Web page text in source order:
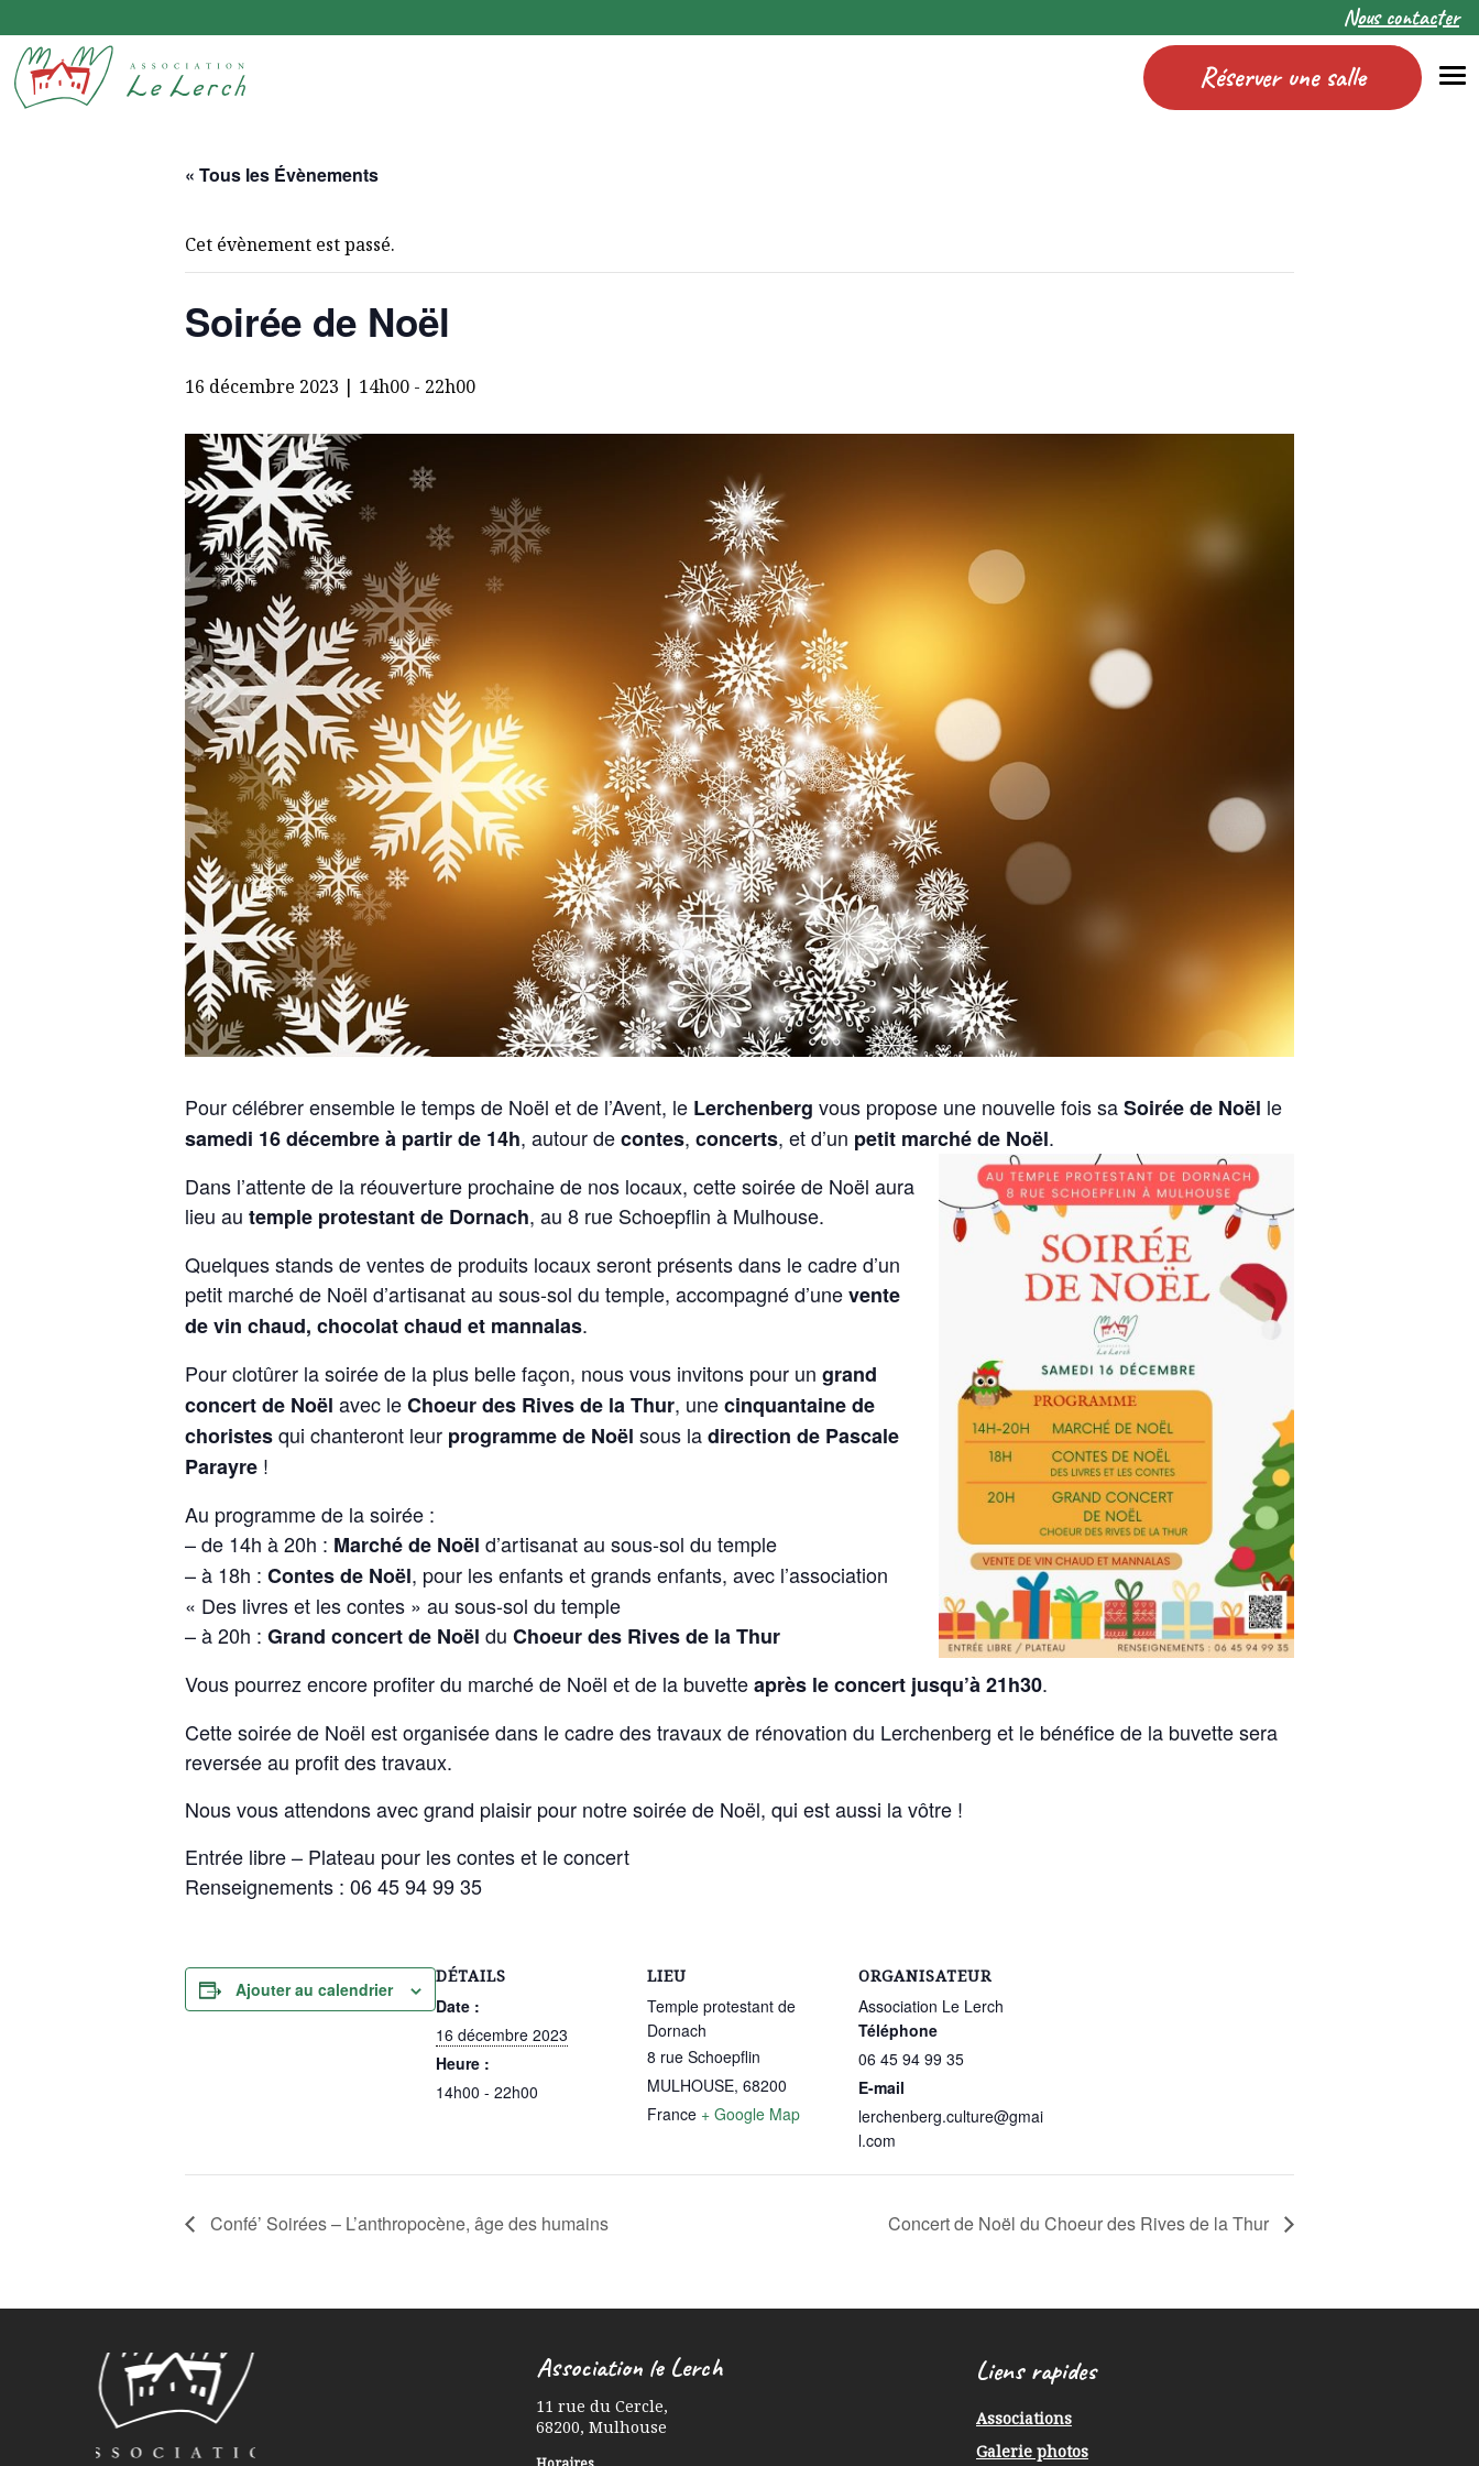
Nous contacter
Le Lerchenberg Association à Mulhouse Dornach
Réserver une salle
« Tous les Évènements
Cet évènement est passé.
Soirée de Noël
16 décembre 2023 | 14h00 - 22h00
Pour célébrer ensemble le temps de Noël et de l’Avent, le Lerchenberg vous propose une nouvelle fois saSoirée de Noël le
samedi 16 décembre à partir de 14h, autour decontes, concerts, et d’un petit marché de Noël.
Dans l’attente de la réouverture prochaine de nos locaux, cette soirée de Noël aura
lieu au temple protestant de Dornach, au 8 rue Schoepflin à Mulhouse.
Quelques stands de ventes de produits locaux seront présents dans le cadre d’un
petit marché de Noël d’artisanat au sous-sol du temple, accompagné d’unevente
de vin chaud, chocolat chaud et mannalas.
Pour clotûrer la soirée de la plus belle façon, nous vous invitons pour un grand
concert de Noël avec leChoeur des Rives de la Thur, unecinquantaine de
choristesqui chanteront leur programme de Noël sous ladirection de Pascale
Parayre !
Au programme de la soirée :
– de 14h à 20h : Marché de Noël d’artisanat au sous-sol du temple
– à 18h : Contes de Noël, pour les enfants et grands enfants, avec l’association
« Des livres et les contes » au sous-sol du temple
– à 20h : Grand concert de Noël du Choeur des Rives de la Thur
Vous pourrez encore profiter du marché de Noël et de la buvetteaprès le concert jusqu’à 21h30.
Cette soirée de Noël est organisée dans le cadre des travaux de rénovation du Lerchenberg et le bénéfice de la buvette sera
reversée au profit des travaux.
Nous vous attendons avec grand plaisir pour notre soirée de Noël, qui est aussi la vôtre !
Entrée libre – Plateau pour les contes et le concert
Renseignements : 06 45 94 99 35
Ajouter au calendrier
DÉTAILS
Date :
16 décembre 2023
Heure :
14h00 - 22h00
LIEU
Temple protestant de
Dornach
8 rue Schoepflin
MULHOUSE, 68200
France + Google Map
ORGANISATEUR
Association Le Lerch
Téléphone
06 45 94 99 35
E-mail
lerchenberg.culture@gmai
l.com
Confé’ Soirées – L’anthropocène, âge des humains Concert de Noël du Choeur des Rives de la Thur
Le Lerchenberg Association à Mulhouse Dornach Association le Lerch
11 rue du Cercle,
68200, Mulhouse
Liens rapides
Associations
Galerie photos